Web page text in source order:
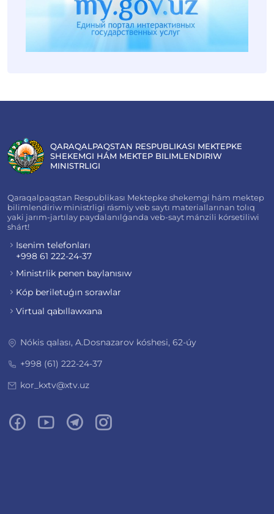
QARAQALPAQSTAN RESPUBLIKASI MEKTEPKE
SHEKEMGI HÁM MEKTEP BILIMLENDIRIW
MINISTRLIGI
Qaraqalpaqstan Respublikası Mektepke shekemgi hám mektep
bilimlendiriw ministrligi rásmiy veb saytı materiallarınan tolıq
yaki jarım-jartılay paydalanılǵanda veb-sayt mánzili kórsetiliwi
shárt!
Isenim telefonları
+998 61 222-24-37
Ministrlik penen baylanısıw
Kóp beriletuǵın sorawlar
Virtual qabıllawxana
Nókis qalası, A.Dosnazarov kóshesi, 62-úy
+998 (61) 222-24-37
kor_kxtv@xtv.uz